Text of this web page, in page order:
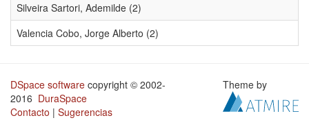
Silveira Sartori, Ademilde (2)
Valencia Cobo, Jorge Alberto (2)
DSpace software copyright © 2002-
2016 DuraSpace
Contacto | Sugerencias
Theme by